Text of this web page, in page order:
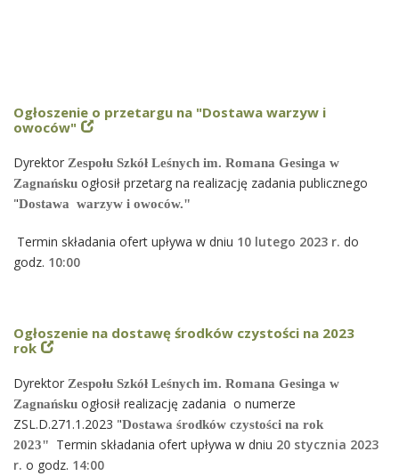
Ogłoszenie o przetargu na "Dostawa warzyw i
owoców"
Dyrektor Zespołu Szkół Leśnych im. Romana Gesinga w
Zagnańsku ogłosił przetarg na realizację zadania publicznego
"Dostawa warzyw i owoców."
Termin składania ofert upływa w dniu 10 lutego 2023 r. do
godz. 10:00
Ogłoszenie na dostawę środków czystości na 2023
rok
Dyrektor Zespołu Szkół Leśnych im. Romana Gesinga w
Zagnańsku ogłosił realizację zadania o numerze
ZSL.D.271.1.2023 "Dostawa środków czystości na rok
2023"
Termin składania ofert upływa w dniu 20 stycznia 2023
r. o godz. 14:00